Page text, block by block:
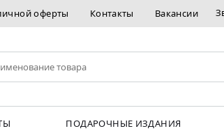
оферты Контакты Вакансии
ПОДАРОЧНЫЕ ИЗДАНИЯ